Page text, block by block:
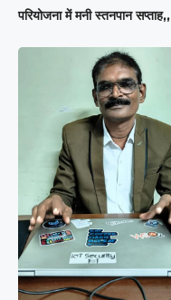
परियोजना में मनी स्तनपान सप्ताह,,